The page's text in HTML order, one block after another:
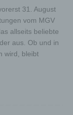
31. August
vom MGV
allseits beliebte
aus. Ob und in
wird, bleibt